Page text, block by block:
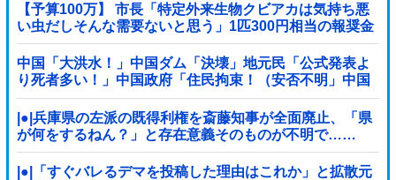
【予算100万】 市長「特定外来生物クビアカは気持ち悪
い虫だしそんな需要ないと思う」1匹300円相当の報奨金
→初日に42万取られ焦り
中国「大洪水！」中国ダム「決壊」地元民「公式発表よ
り死者多い！」中国政府「住民拘束！（安否不明」中国
当局「救助隊動画も削除」台風13号「三峡ダム接近中」
→
|●|兵庫県の左派の既得利権を斎藤知事が全面廃止、「県
が何をするねん？」と存在意義そのものが不明で……
|●|「すぐバレるデマを投稿した理由はこれか」と拡散元